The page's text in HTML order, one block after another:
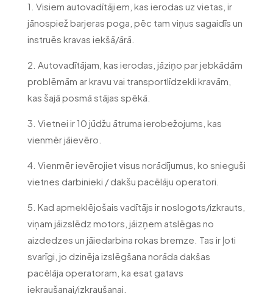
1. Visiem autovadītājiem, kas ierodas uz vietas, ir
jānospiež barjeras poga, pēc tam viņus sagaidīs un
instruēs kravas iekšā/ārā.
2. Autovadītājam, kas ierodas, jāziņo par jebkādām
problēmām ar kravu vai transportlīdzekli kravām,
kas šajā posmā stājas spēkā.
3. Vietnei ir 10 jūdžu ātruma ierobežojums, kas
vienmēr jāievēro.
4. Vienmēr ievērojiet visus norādījumus, ko snieguši
vietnes darbinieki / dakšu pacēlāju operatori.
5. Kad apmeklējošais vadītājs ir noslogots/izkrauts,
viņam jāizslēdz motors, jāizņem atslēgas no
aizdedzes un jāiedarbina rokas bremze. Tas ir ļoti
svarīgi, jo dzinēja izslēgšana norāda dakšas
pacēlāja operatoram, ka esat gatavs
iekraušanai/izkraušanai.